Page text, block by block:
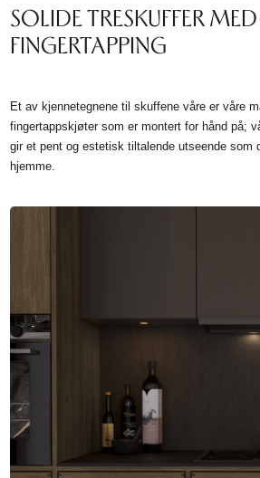
SOLIDE TRESKUFFER MED
FINGERTAPPING
Et av kjennetegnene til skuffene våre er våre
fingertappskjøter som er montert for hånd på;
gir et pent og estetisk tiltalende utseende som
hjemme.